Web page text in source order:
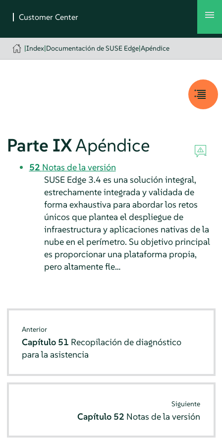
|Index|Documentación de SUSE Edge|Apéndice
Parte IXApéndice
52 Notas de la versión
SUSE Edge 3.4 es una solución integral,
estrechamente integrada y validada de
forma exhaustiva para abordar los retos
únicos que plantea el despliegue de
infraestructura y aplicaciones nativas de la
nube en el perímetro. Su objetivo principal
es proporcionar una plataforma propia,
pero altamente fle…
Anterior
Capítulo 51 Recopilación de diagnóstico
para la asistencia
Siguiente
Capítulo 52 Notas de la versión